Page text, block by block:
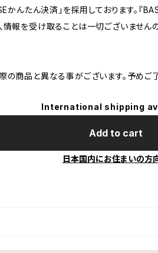
んたん決済」を採用しております。
報を受け取ることは一切ございませんの
商品と異なる事がございます。予めご
International shipping
Add to cart
日本国内にお住まいの方